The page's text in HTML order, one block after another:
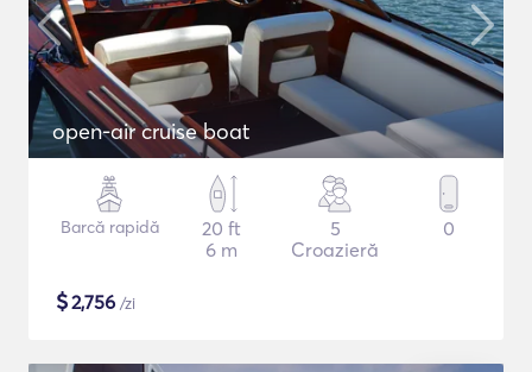
open-air cruise boat
Barcă rapidă
20 ft
6 m
5
Croazieră
0
$2,756 /zi